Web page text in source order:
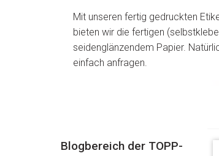
Mit unseren fertig gedruckten
bieten wir die fertigen
seidenglänzendem Papier.
einfach anfragen.
Blogbereich der TOPP-